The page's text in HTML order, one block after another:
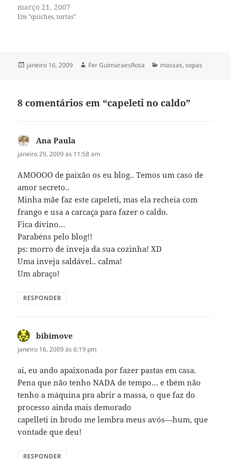
março 21, 2007
Em "quiches, tortas"
Publicado
janeiro 16, 2009 Autor
Fer GuimaraesRosa Categorias
massas,sopas
8 comentários em “capeleti no caldo”
Ana Paula
janeiro 29, 2009 às 11:58 am
AMOOOO de paixão os eu blog.. Temos um caso de
amor secreto..
Minha mãe faz este capeleti, mas ela recheia com
frango e usa a carcaça para fazer o caldo.
Fica divino…
Parabéns pelo blog!!
ps: morro de inveja da sua cozinha! XD
Uma inveja saldável.. calma!
Um abraço!
RESPONDER
bibimove
janeiro 16, 2009 às 6:19 pm
ai, eu ando apaixonada por fazer pastas em casa.
Pena que não tenho NADA de tempo… e tbém não
tenho a máquina pra abrir a massa, o que faz do
processo ainda mais demorado
capelleti in brodo me lembra meus avós—hum, que
vontade que deu!
RESPONDER